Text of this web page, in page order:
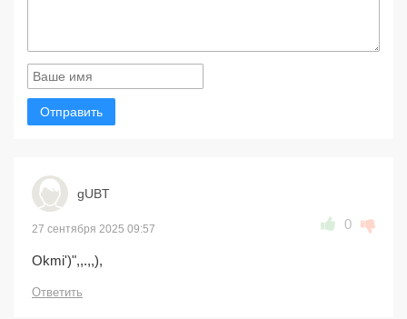
Отправить
gUBT
27 сентября 2025 09:57 0
Okmi')",,.,,),
Ответить